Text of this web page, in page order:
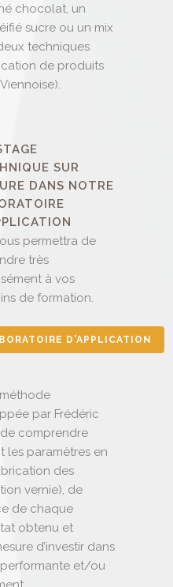
chocolat, un
sucre ou un mix
techniques
de produits
SUR
DANS NOTRE
permettra de
très
à vos
de formation.
D'APPLICATION
par Frédéric
comprendre
les paramètres en
des
vernie), de
de chaque
obtenu et
d’investir dans
et/ou